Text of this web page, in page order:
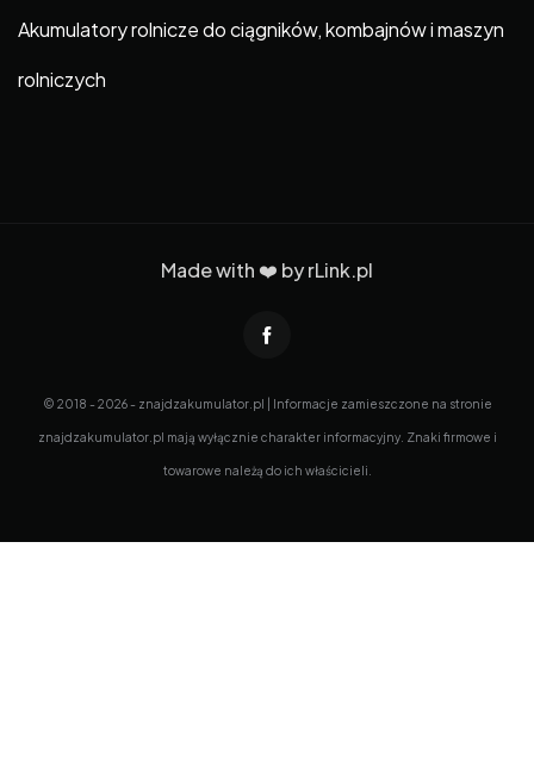
Akumulatory rolnicze do ciągników, kombajnów i maszyn
rolniczych
Made with ❤️ byrLink.pl
© 2018 - 2026 - znajdzakumulator.pl | Informacje zamieszczone na stronie
znajdzakumulator.pl mają wyłącznie charakter informacyjny. Znaki firmowe i
towarowe należą do ich właścicieli.